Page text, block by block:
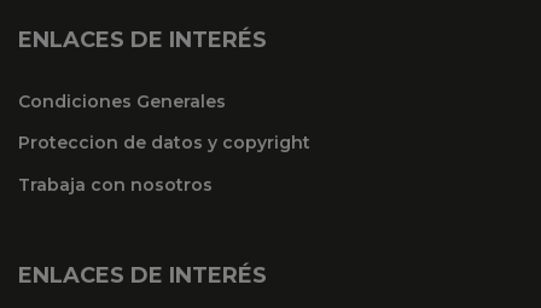
ENLACES DE INTERÉS
Condiciones Generales
Proteccion de datos y copyright
Trabaja con nosotros
ENLACES DE INTERÉS